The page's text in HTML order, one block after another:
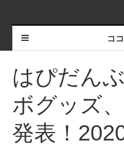
コ
はぴだん
ボグッズ
発表！